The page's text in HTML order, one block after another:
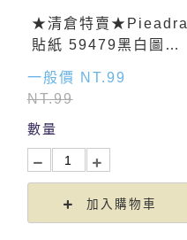
★清倉特賣★Pieadra
貼紙 59479黑白圖騰
一般價 NT.99
NT.99
數量
加入購物車